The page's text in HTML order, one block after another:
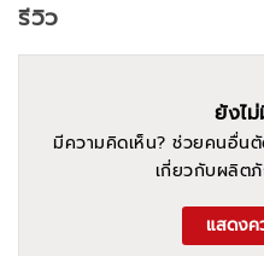
รีวิว
ยังไ
มีความคิดเห็น? ช่วยคนอื่น
เกี่ยวกับผลิต
แสดงค